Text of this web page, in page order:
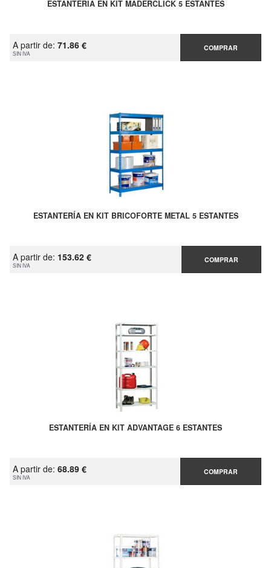
ESTANTERÍA EN KIT MADERCLICK 5 ESTANTES
A partir de: 71.86 €
SIN IVA
COMPRAR
ESTANTERÍA EN KIT BRICOFORTE METAL 5 ESTANTES
A partir de: 153.62 €
SIN IVA
COMPRAR
ESTANTERÍA EN KIT ADVANTAGE 6 ESTANTES
A partir de: 68.89 €
SIN IVA
COMPRAR